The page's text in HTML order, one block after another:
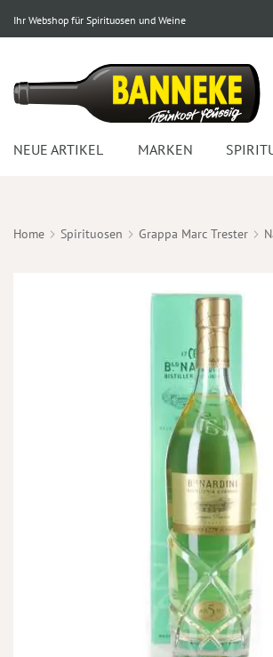
Ihr Webshop für Spirituosen und Weine
NEUE ARTIKEL MARKEN
Home Spirituosen Grappa Marc Trester